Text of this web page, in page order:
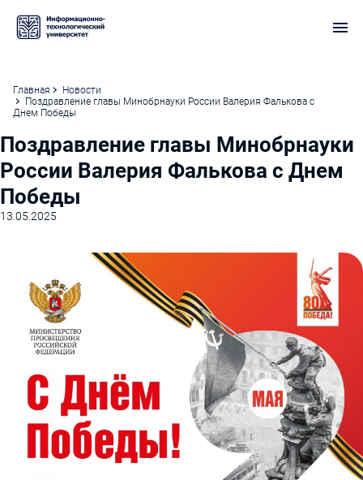
Главная
Новости
Поздравление главы Минобрнауки России Валерия Фалькова с
Днем Победы
Поздравление главы Минобрнауки
России Валерия Фалькова с Днем
Победы
13.05.2025